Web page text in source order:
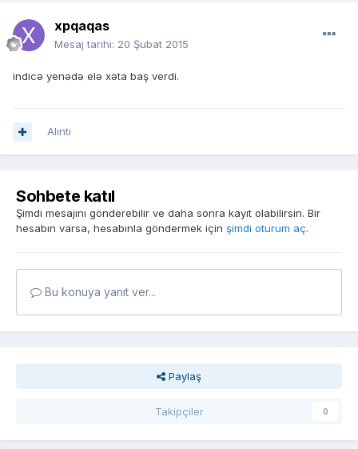
xpqaqas
Mesaj tarihi: 20 Şubat 2015
indicə yenədə elə xəta baş verdi.
Alıntı
Sohbete katıl
Şimdi mesajını gönderebilir ve daha sonra kayıt olabilirsin. Bir
hesabın varsa, hesabınla göndermek için şimdi oturum aç.
Bu konuya yanıt ver...
Paylaş
Takipçiler 0